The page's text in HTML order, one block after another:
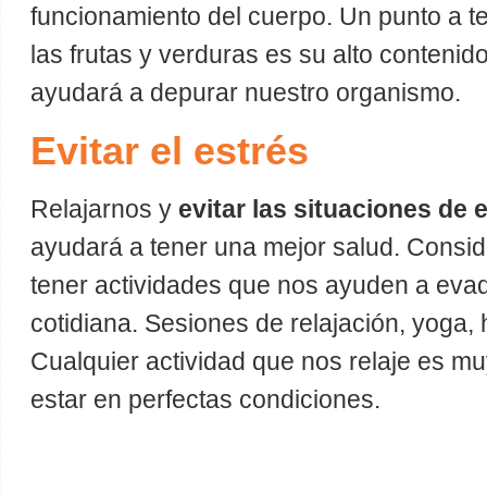
funcionamiento del cuerpo. Un punto a
las frutas y verduras es su alto
ayudará a depurar nuestro organismo.
Evitar el estrés
Relajarnos y evitar las situaciones de
ayudará a tener una mejor salud.
tener actividades que nos ayuden a
cotidiana. Sesiones de relajación,
Cualquier actividad que nos relaje es
estar en perfectas condiciones.